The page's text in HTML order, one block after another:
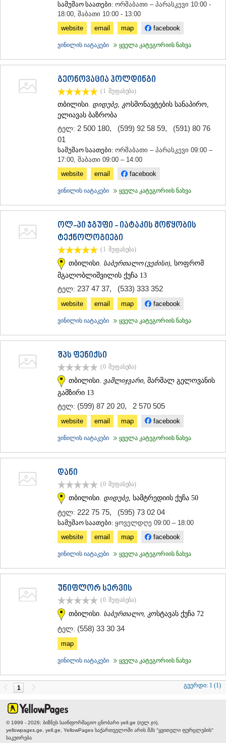
სამუშაო საათები: ორშაბათი – პარასკევი 10:00 -
18:00, შაბათი 10:00 - 13:00
website
email map facebook
ვინილის იატაკები ყველა კატეგორიის ნახვა
გეონოვაცია ჰოლდინგი
(1 შეფასება)
თბილისი. დიდუბე, კოსმონავტების სანაპირო,
ელიავას ბაზრობა
ტელ: 2 500 180, (599) 92 58 59, (591) 80 76
01
სამუშაო საათები: ორშაბათი – პარასკევი 09:00 –
17:00, შაბათი 09:00 – 14:00
website
email facebook
ვინილის იატაკები ყველა კატეგორიის ნახვა
ოლ-პი ჯგუფი - იატაკის მოწყობის
ტექნოლოგიები
(1 შეფასება)
თბილისი. საბურთალო (ვეძისი) , სოფრომ
მგალობლიშვილის ქუჩა 13
ტელ: 237 47 37, (533) 333 352
website email map facebook
ვინილის იატაკები ყველა კატეგორიის ნახვა
შპს ფენიქსი
(0 შეფასება)
თბილისი. ვაშლიჯვარი, მარშალ გელოვანის
გამზირი 13
ტელ: (599) 87 20 20, 2 570 505
website email map facebook
ვინილის იატაკები ყველა კატეგორიის ნახვა
დანი
(0 შეფასება)
თბილისი. დიდუბე , სამტრედიის ქუჩა 50
ტელ: 222 75 75, (595) 73 02 04
სამუშაო საათები: ყოველდღე 09:00 – 18:00
website
email map facebook
ვინილის იატაკები ყველა კატეგორიის ნახვა
უნიფლორ სერვის
(0 შეფასება)
თბილისი. საბურთალო, კოსტავას ქუჩა 72
ტელ: (558) 33 30 34
map
ვინილის იატაკები ყველა კატეგორიის ნახვა
1 გვერდი: 1 (1)
© 1999 - 2026; ბიზნეს საინფორმაციო ცნობარი yell.ge (იელ.ჯი),
yellowpages.ge, yell.ge, YellowPages საქართველოში არის შპს "ყვითელი ფურცლების"
საკუთრება